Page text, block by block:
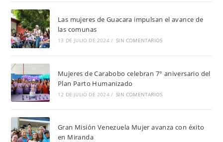
Las mujeres de Guacara impulsan el avance de
las comunas
13 DE JULIO DE 2024 / SIN COMENTARIOS
Mujeres de Carabobo celebran 7° aniversario del
Plan Parto Humanizado
12 DE JULIO DE 2024 / SIN COMENTARIOS
Gran Misión Venezuela Mujer avanza con éxito
en Miranda